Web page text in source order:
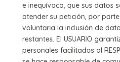
e inequívoca, que sus datos
atender su petición, por
voluntaria la inclusión de
restantes. El USUARIO
personales facilitados al